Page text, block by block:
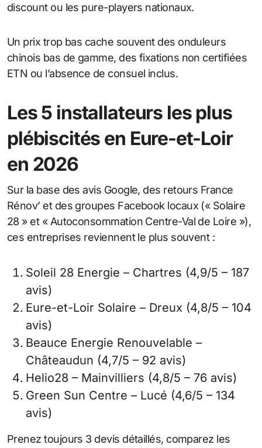
discount ou les pure-players nationaux.
Un prix trop bas cache souvent des onduleurs
chinois bas de gamme, des fixations non certifiées
ETN ou l’absence de consuel inclus.
Les 5 installateurs les plus
plébiscités en Eure-et-Loir
en 2026
Sur la base des avis Google, des retours France
Rénov’ et des groupes Facebook locaux (« Solaire
28 » et « Autoconsommation Centre-Val de Loire »),
ces entreprises reviennent le plus souvent :
Soleil 28 Energie – Chartres (4,9/5 – 187
avis)
Eure-et-Loir Solaire – Dreux (4,8/5 – 104
avis)
Beauce Energie Renouvelable –
Châteaudun (4,7/5 – 92 avis)
Helio28 – Mainvilliers (4,8/5 – 76 avis)
Green Sun Centre – Lucé (4,6/5 – 134
avis)
Prenez toujours 3 devis détaillés, comparez les